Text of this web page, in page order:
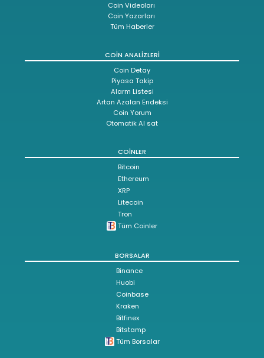
Coin Videoları
Coin Yazarları
Tüm Haberler
COIN ANALIZLERI
Coin Detay
Piyasa Takip
Alarm Listesi
Artan Azalan Endeksi
Coin Yorum
Otomatik Al sat
COINLER
Bitcoin
Ethereum
XRP
Litecoin
Tron
Tüm Coinler
BORSALAR
Binance
Huobi
Coinbase
Kraken
Bitfinex
Bitstamp
Tüm Borsalar